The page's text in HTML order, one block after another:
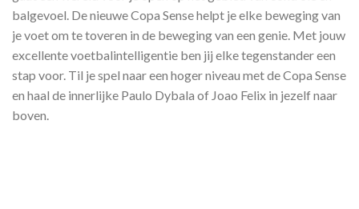
balgevoel. De nieuwe Copa Sense helpt je elke beweging van
je voet om te toveren in de beweging van een genie. Met jouw
excellente voetbalintelligentie ben jij elke tegenstander een
stap voor. Til je spel naar een hoger niveau met de Copa Sense
en haal de innerlijke Paulo Dybala of Joao Felix in jezelf naar
boven.